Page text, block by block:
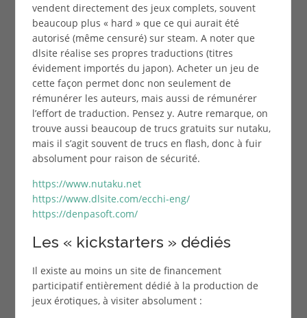
vendent directement des jeux complets, souvent
beaucoup plus « hard » que ce qui aurait été
autorisé (même censuré) sur steam. A noter que
dlsite réalise ses propres traductions (titres
évidement importés du japon). Acheter un jeu de
cette façon permet donc non seulement de
rémunérer les auteurs, mais aussi de rémunérer
l’effort de traduction. Pensez y. Autre remarque, on
trouve aussi beaucoup de trucs gratuits sur nutaku,
mais il s’agit souvent de trucs en flash, donc à fuir
absolument pour raison de sécurité.
https://www.nutaku.net
https://www.dlsite.com/ecchi-eng/
https://denpasoft.com/
Les « kickstarters » dédiés
Il existe au moins un site de financement
participatif entièrement dédié à la production de
jeux érotiques, à visiter absolument :